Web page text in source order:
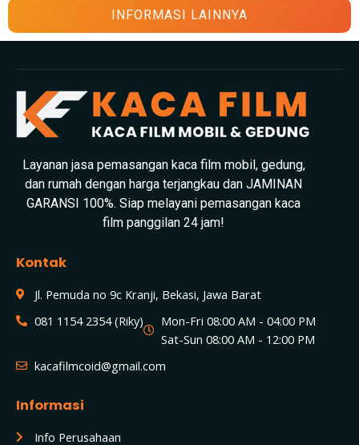
INFORMASI LAINNYA
Layanan jasa pemasangan kaca film mobil, gedung,
dan rumah dengan harga terjangkau dan JAMINAN
GARANSI 100%. Siap melayani pemasangan kaca
film panggilan 24 jam!
Kontak
Jl. Pemuda no 9c Kranji, Bekasi, Jawa Barat
081 1154 2354 (Riky)
Mon-Fri 08:00 AM - 04:00 PM
Sat-Sun 08:00 AM - 12:00 PM
kacafilmcoid@gmail.com
Informasi
Info Perusahaan